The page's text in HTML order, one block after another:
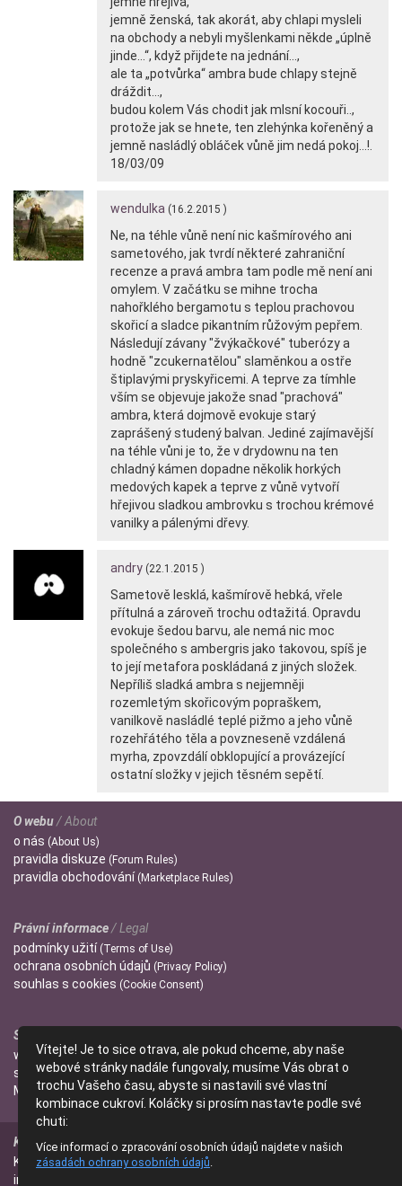
jemně ženská, tak akorát, aby chlapi mysleli
na obchody a nebyli myšlenkami někde „úplně
jinde…“, když přijdete na jednání…,
ale ta „potvůrka“ ambra bude chlapy stejně
dráždit...,
budou kolem Vás chodit jak mlsní kocouři..,
protože jak se hnete, ten zlehýnka kořeněný a
jemně nasládlý obláček vůně jim nedá pokoj…!.
18/03/09
wendulka (16.2.2015 )
Ne, na téhle vůně není nic kašmírového ani
sametového, jak tvrdí některé zahraniční
recenze a pravá ambra tam podle mě není ani
omylem. V začátku se mihne trocha
nahořklého bergamotu s teplou prachovou
skořicí a sladce pikantním růžovým pepřem.
Následují závany "žvýkačkové" tuberózy a
hodně "zcukernatělou" slaměnkou a ostře
štiplavými pryskyřicemi. A teprve za tímhle
vším se objevuje jakože snad "prachová"
ambra, která dojmově evokuje starý
zaprášený studený balvan. Jediné zajímavější
na téhle vůni je to, že v drydownu na ten
chladný kámen dopadne několik horkých
medových kapek a teprve z vůně vytvoří
hřejivou sladkou ambrovku s trochou krémové
vanilky a pálenými dřevy.
andry (22.1.2015 )
Sametově lesklá, kašmírově hebká, vřele
přítulná a zároveň trochu odtažitá. Opravdu
evokuje šedou barvu, ale nemá nic moc
společného s ambergris jako takovou, spíš je
to její metafora poskládaná z jiných složek.
Nepříliš sladká ambra s nejjemněji
rozemletým skořicovým popraškem,
vanilkově nasládlé teplé pižmo a jeho vůně
rozehřátého těla a povzneseně vzdálená
myrha, zpovzdálí obklopující a provázející
ostatní složky v jejich těsném sepětí.
O webu/ About
o nás (About Us)
pravidla diskuze (Forum Rules)
pravidla obchodování (Marketplace Rules)
Právní informace/ Legal
podmínkyužití (Terms of Use)
ochrana osobních údajů (Privacy Policy)
souhlas s cookies (Cookie Consent)
Správci
wendulka
slniecko
Mitzi
Kontakt / Contact
Kontaktujte nás(Contact Us)
info@parfumanie.cz
Vítejte! Je to sice otrava, ale pokud chceme, aby naše
webové stránky nadále fungovaly, musíme Vás obrat o
trochu Vašeho času, abyste si nastavili své vlastní
kombinace cukroví. Koláčky si prosím nastavte podle své
chuti:
Více informací o zpracování osobních údajů najdete v našich
zásadách ochrany osobních údajů.